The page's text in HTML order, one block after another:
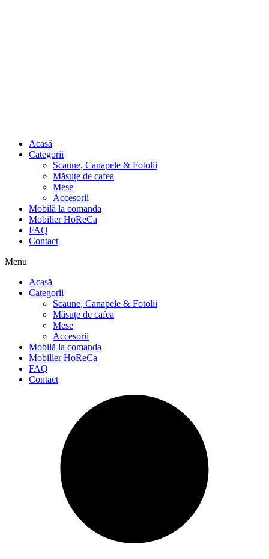
Acasă
Categorii
Scaune, Canapele & Fotolii
Măsuțe de cafea
Mese
Accesorii
Mobilă la comanda
Mobilier HoReCa
FAQ
Contact
Menu
Acasă
Categorii
Scaune, Canapele & Fotolii
Măsuțe de cafea
Mese
Accesorii
Mobilă la comanda
Mobilier HoReCa
FAQ
Contact